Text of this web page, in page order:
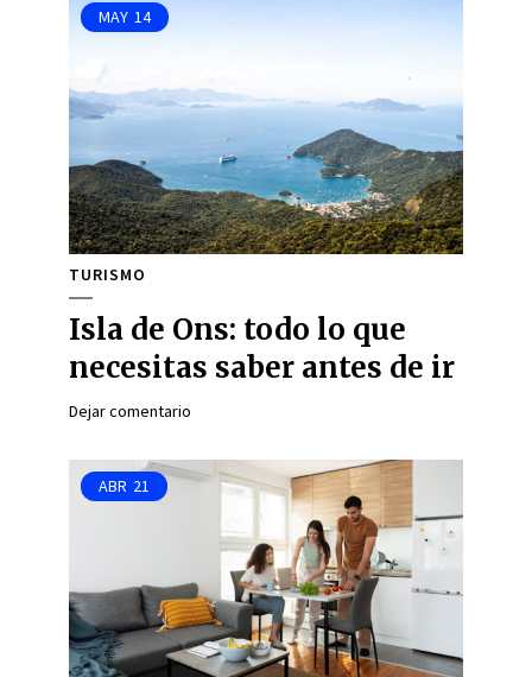
MAY 14
TURISMO
Isla de Ons: todo lo que
necesitas saber antes de ir
Dejar comentario
ABR 21